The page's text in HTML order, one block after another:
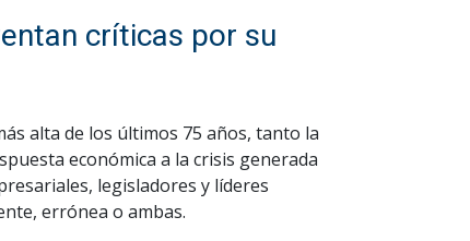
críticas por su
alta de los últimos 75 años, tanto la
económica a la crisis generada
legisladores y líderes
errónea o ambas.